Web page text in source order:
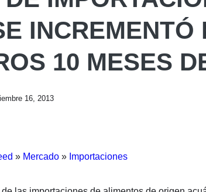
INCREMENTÓ
10 MESES
16, 2013
» Mercado » Importaciones